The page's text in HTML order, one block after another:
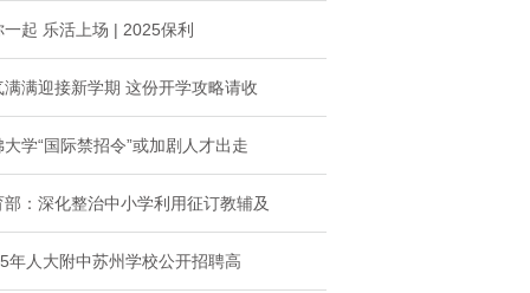
一起 乐活上场 | 2025保利
满满迎接新学期 这份开学攻略请收
大学“国际禁招令”或加剧人才出走
部：深化整治中小学利用征订教辅及
年人大附中苏州学校公开招聘高